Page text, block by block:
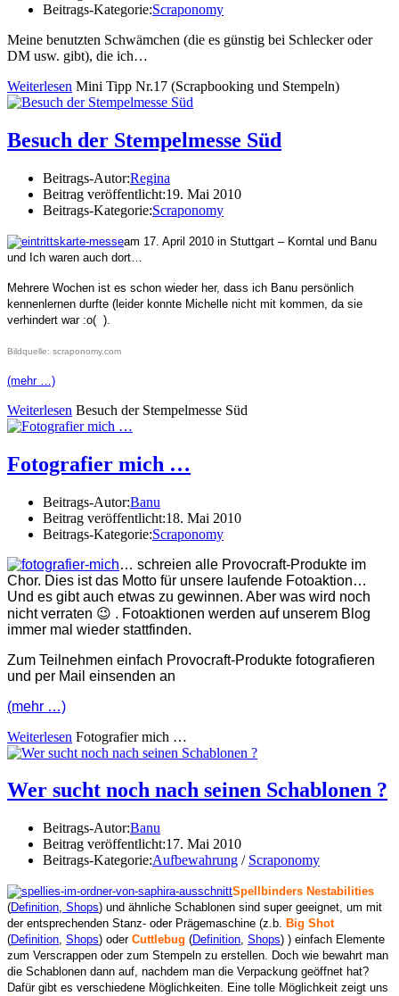
Beitrags-Kategorie:Scraponomy
Meine benutzten Schwämchen (die es günstig bei Schlecker oder
DM usw. gibt), die ich…
Weiterlesen Mini Tipp Nr.17 (Scrapbooking und Stempeln)
Besuch der Stempelmesse Süd
Beitrags-Autor:Regina
Beitrag veröffentlicht:19. Mai 2010
Beitrags-Kategorie:Scraponomy
am 17. April 2010 in Stuttgart – Korntal und Banu
und Ich waren auch dort…
Mehrere Wochen ist es schon wieder her, dass ich Banu persönlich
kennenlernen durfte (leider konnte Michelle nicht mit kommen, da sie
verhindert war :o( ).
Bildquelle: scraponomy.com
(mehr …)
Weiterlesen Besuch der Stempelmesse Süd
Fotografier mich …
Beitrags-Autor:Banu
Beitrag veröffentlicht:18. Mai 2010
Beitrags-Kategorie:Scraponomy
… schreien alle Provocraft-Produkte im
Chor. Dies ist das Motto für unsere laufende Fotoaktion…
Und es gibt auch etwas zu gewinnen. Aber was wird noch
nicht verraten 😉 . Fotoaktionen werden auf unserem Blog
immer mal wieder stattfinden.
Zum Teilnehmen einfach Provocraft-Produkte fotografieren
und per Mail einsenden an
(mehr …)
Weiterlesen Fotografier mich …
Wer sucht noch nach seinen Schablonen ?
Beitrags-Autor:Banu
Beitrag veröffentlicht:17. Mai 2010
Beitrags-Kategorie:Aufbewahrung / Scraponomy
Spellbinders Nestabilities
(Definition, Shops) und ähnliche Schablonen sind super geeignet, um mit
der entsprechenden Stanz- oder Prägemaschine (z.b. Big Shot
(Definition, Shops) oder Cuttlebug (Definition, Shops) ) einfach Elemente
zum Verscrappen oder zum Stempeln zu erstellen. Doch wie bewahrt man
die Schablonen dann auf, nachdem man die Verpackung geöffnet hat?
Dafür gibt es verschiedene Möglichkeiten. Eine tolle Möglichkeit zeigt uns